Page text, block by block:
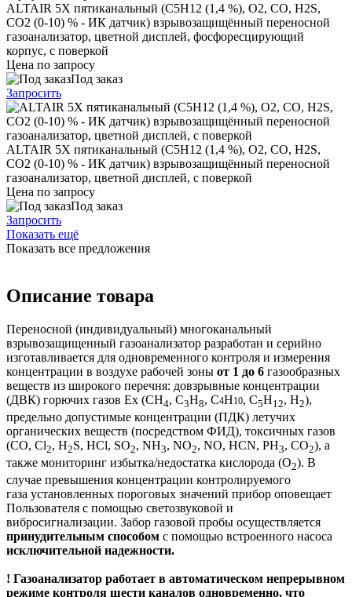
ALTAIR 5X пятиканальный (C5H12 (1,4 %), O2, CO, H2S,
CO2 (0-10) % - ИК датчик) взрывозащищённый переносной
газоанализатор, цветной дисплей, фосфоресцирующий
корпус, с поверкой
Цена по запросу
Под заказ
Запросить
ALTAIR 5X пятиканальный (C5H12 (1,4 %), O2, СO, H2S,
CO2 (0-10) % - ИК датчик) взрывозащищённый переносной
газоанализатор, цветной дисплей, с поверкой
Цена по запросу
Под заказ
Запросить
Показать ещё
Показать все предложения
Описание товара
Переносной (индивидуальный) многоканальный
взрывозащищенный газоанализатор разработан и серийно
изготавливается для одновременного контроля и измерения
концентрации в воздухе рабочей зоны от 1 до 6 газообразных
веществ из широкого перечня: довзрывные концентрации
(ДВК) горючих газов Ex (CH4, C3H8, C4H10, С5Н12, H2),
предельно допустимые концентрации (ПДК) летучих
органических веществ (посредством ФИД), токсичных газов
(CO, Cl2, H2S, HCl, SO2, NH3, NO2, NO, HCN, PH3, CO2), а
также мониторинг избытка/недостатка кислорода (O2). В
случае превышения концентрации контролируемого
газа установленных пороговых значений прибор оповещает
Пользователя с помощью светозвуковой и
вибросигнализации. Забор газовой пробы осуществляется
принудительным способом с помощью встроенного насоса
исключительной надежности.
! Газоанализатор работает в автоматическом непрерывном
режиме контроля шести каналов одновременно, что